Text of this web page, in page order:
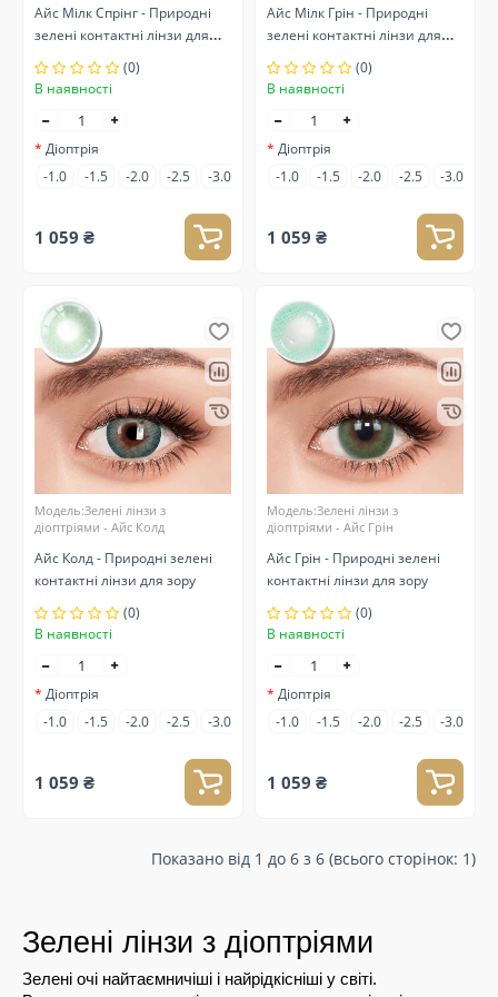
Айс Мілк Спрінг - Природні
зелені контактні лінзи для
зору
(0)
В наявності
Діоптрія
-1.0
-1.5 -2.0 -2.5 -3.0 -4.0 -4.5 -5.0 -5.5 -6.0
1 059 ₴
Айс Мілк Грін - Природні
зелені контактні лінзи для
зору
(0)
В наявності
Діоптрія
-1.0
-1.5 -2.0 -2.5 -3.0
1 059 ₴
Модель:Зелені лінзи з
діоптріями - Айс Колд
Айс Колд - Природні зелені
контактні лінзи для зору
(0)
В наявності
Діоптрія
-1.0
-1.5 -2.0 -2.5 -3.0 -4.0 -4.5 -5.0 -6.5 -7.0
1 059 ₴
Модель:Зелені лінзи з
діоптріями - Айс Грін
Айс Грін - Природні зелені
контактні лінзи для зору
(0)
В наявності
Діоптрія
-1.0
-1.5 -2.0 -2.5 -3.0
1 059 ₴
Показано від 1 до 6 з 6 (всього сторінок: 1)
Зелені лінзи з діоптріями
Зелені очі найтаємничіші і найрідкісніші у світі.